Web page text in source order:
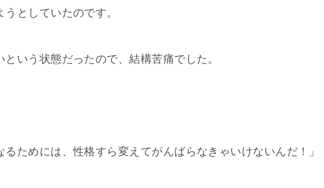
としていたのです。
いう状態だったので、結構苦痛でした。
ためには、性格すら変えてがんばらなきゃいけないんだ！」